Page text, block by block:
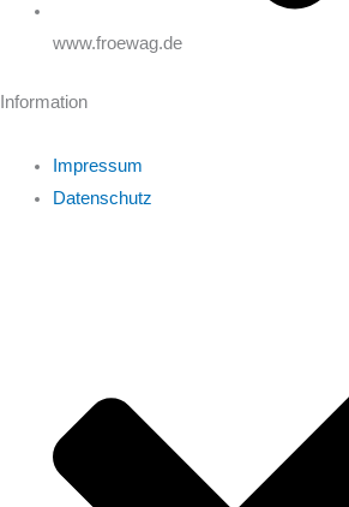
www.froewag.de
Information
Impressum
Datenschutz